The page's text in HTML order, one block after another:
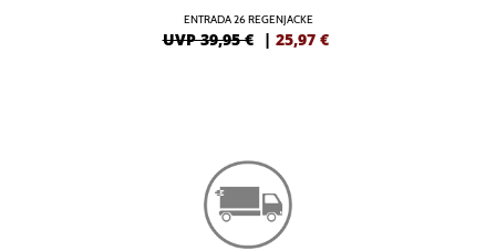
ENTRADA 26 REGENJACKE
UVP 39,95 € | 25,97 €